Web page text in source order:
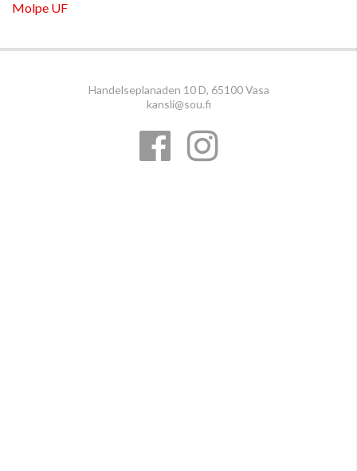
Molpe UF
Handelseplanaden 10 D, 65100 Vasa
kansli@sou.fi